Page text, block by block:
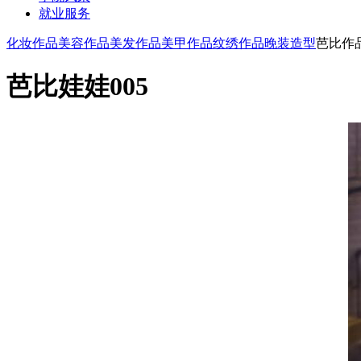
就业服务
化妆作品美容作品美发作品美甲作品纹绣作品晚装造型芭比作
芭比娃娃005